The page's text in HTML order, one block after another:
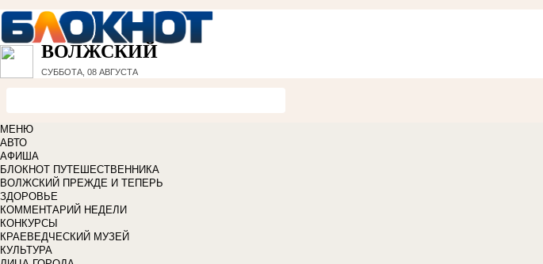
ВОЛЖСКИЙ
СУББОТА, 08 АВГУСТА
МЕНЮ
АВТО
АФИША
БЛОКНОТ ПУТЕШЕСТВЕННИКА
ВОЛЖСКИЙ ПРЕЖДЕ И ТЕПЕРЬ
ЗДОРОВЬЕ
КОММЕНТАРИЙ НЕДЕЛИ
КОНКУРСЫ
КРАЕВЕДЧЕСКИЙ МУЗЕЙ
КУЛЬТУРА